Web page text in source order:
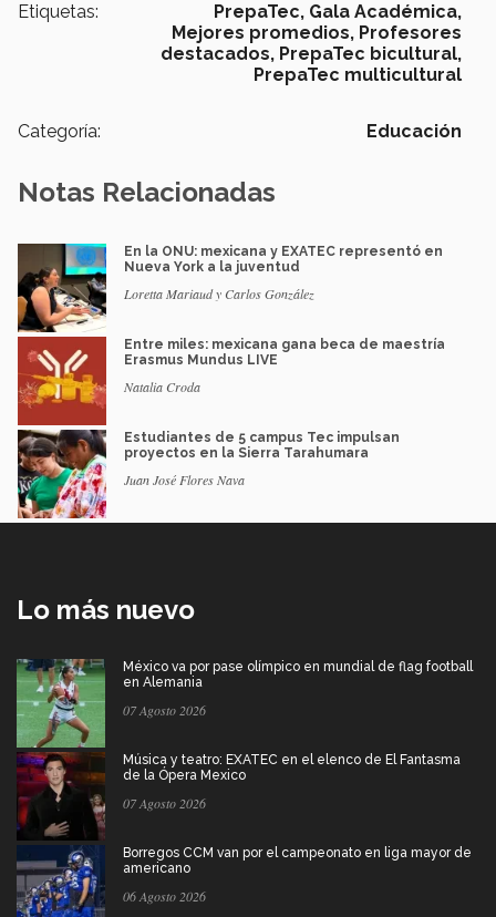
Etiquetas: PrepaTec, Gala Académica,
Mejores promedios, Profesores
destacados, PrepaTec bicultural,
PrepaTec multicultural
Categoría: Educación
Notas Relacionadas
En la ONU: mexicana y EXATEC representó en
Nueva York a la juventud
Loretta Mariaud y Carlos González
Entre miles: mexicana gana beca de maestría
Erasmus Mundus LIVE
Natalia Croda
Estudiantes de 5 campus Tec impulsan
proyectos en la Sierra Tarahumara
Juan José Flores Nava
Lo más nuevo
México va por pase olímpico en mundial de flag football
en Alemania
07 Agosto 2026
Música y teatro: EXATEC en el elenco de El Fantasma
de la Ópera Mexico
07 Agosto 2026
Borregos CCM van por el campeonato en liga mayor de
americano
06 Agosto 2026